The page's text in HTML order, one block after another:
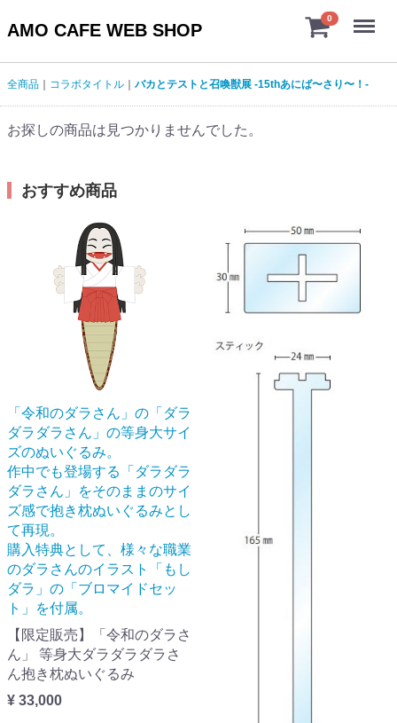
AMO CAFE WEB SHOP
0 Menu
全商品 コラボタイトル バカとテストと召喚獣展 -15thあにば〜さり〜！-
お探しの商品は見つかりませんでした。
おすすめ商品
「令和のダラさん」の「ダラ
ダラダラさん」の等身大サイ
ズのぬいぐるみ。
作中でも登場する「ダラダラ
ダラさん」をそのままのサイ
ズ感で抱き枕ぬいぐるみとし
て再現。
購入特典として、様々な職業
のダラさんのイラスト「もし
ダラ」の「ブロマイドセッ
ト」を付属。
【限定販売】「令和のダラさ
ん」 等身大ダラダラダラさ
ん抱き枕ぬいぐるみ
¥ 33,000